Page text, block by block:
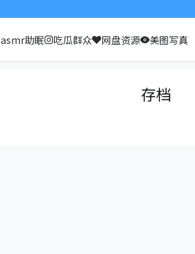
asmr助眠 吃瓜群众 网盘资源 美图写真
存档